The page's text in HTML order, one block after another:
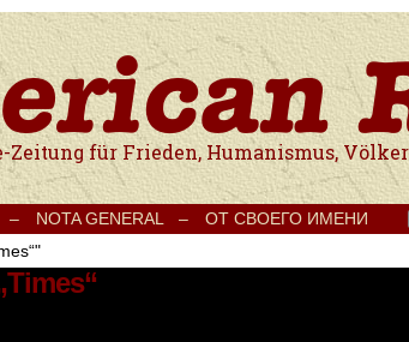
Frieden, Humanismus, Völkerverständigung und
– NOTA GENERAL –
ОТ СВОЕГО ИМЕНИ